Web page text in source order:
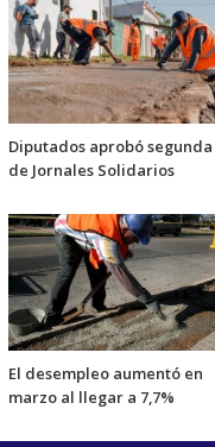
Diputados aprobó segunda
de Jornales Solidarios
El desempleo aumentó en
marzo al llegar a 7,7%